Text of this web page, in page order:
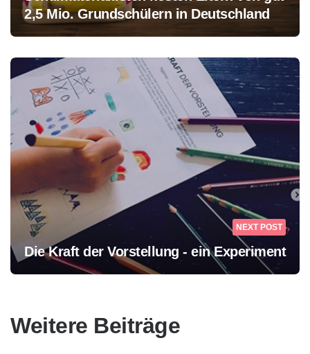
2,5 Mio. Grundschülern in Deutschland
NEXT POST
Die Kraft der Vorstellung - ein Experiment
Weitere Beiträge